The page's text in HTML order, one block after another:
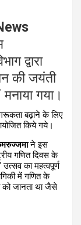
द्वारा
की जयंती
मनाया गया।
बढ़ाने के लिए
किये गये।
ने इस
गणित दिवस के
’उत्सव का महत्वपूर्ण
में गणित के
को जानता था जैसे